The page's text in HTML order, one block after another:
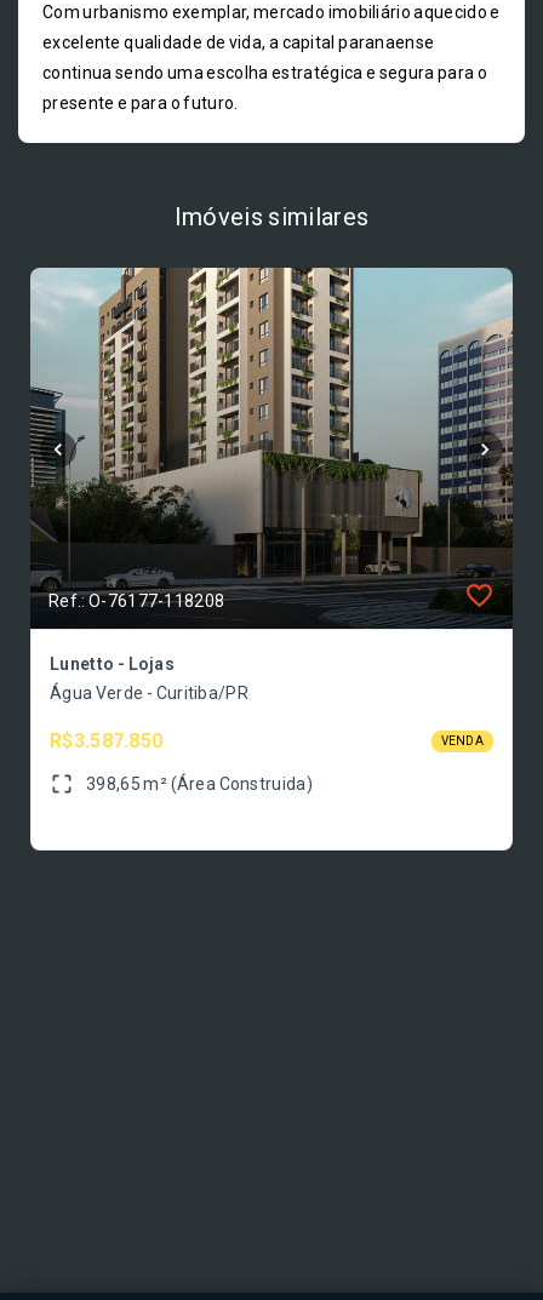
Com urbanismo exemplar, mercado imobiliário aquecido e
excelente qualidade de vida, a capital paranaense
continua sendo uma escolha estratégica e segura para o
presente e para o futuro.
Imóveis similares
Ref.: O-76177-118208
Lunetto - Lojas
Água Verde - Curitiba/PR
R$3.587.850 VENDA
398,65 m² (Área Construida)